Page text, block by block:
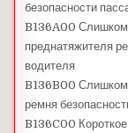
безопасности
B136A00 Слишком
преднатяжителя
водителя
B136B00 Слишком
ремня
B136C00